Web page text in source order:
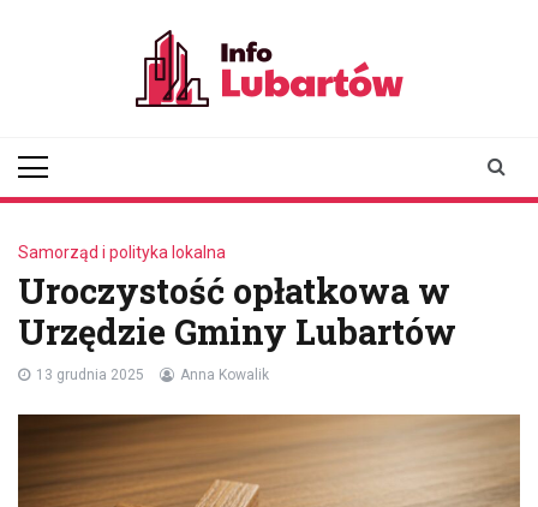
Samorząd i polityka lokalna
Uroczystość opłatkowa w
Urzędzie Gminy Lubartów
13 grudnia 2025 Anna Kowalik